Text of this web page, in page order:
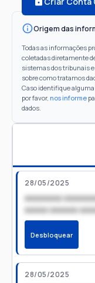
Origem das
Todas as informações
coletadas diretamente
sistemas dos tribunais
sobre como tratamos
Caso identifique
por favor, nos informe
dados.
28/05/2025
xxxxxxxx
xxxxx xxxxxx
Desbloquear
28/05/2025